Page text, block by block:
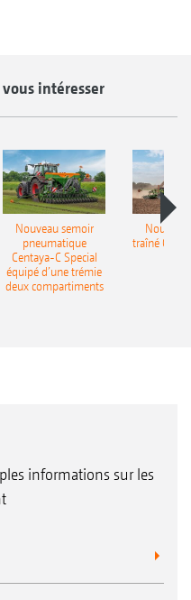
intéresser
Nouveau semoir
pneumatique
Centaya-C Special
équipé d’une trémie
deux compartiments
traîné
informations sur les